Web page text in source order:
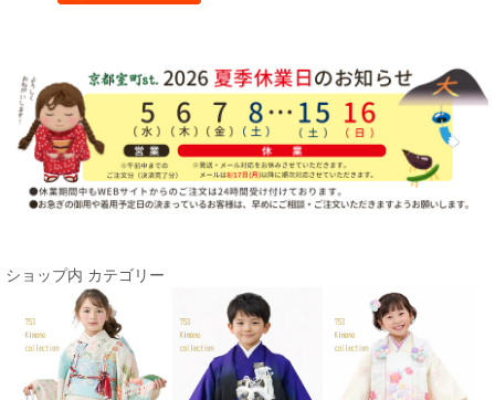
ショップ内 カテゴリー